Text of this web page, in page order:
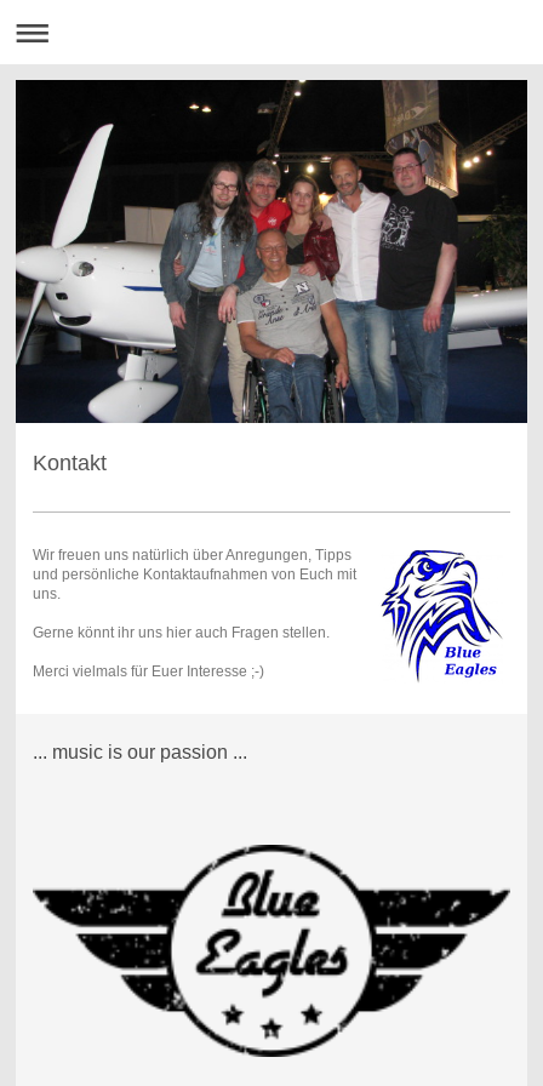
Kontakt
Wir freuen uns natürlich über Anregungen, Tipps
und persönliche Kontaktaufnahmen von Euch mit
uns.
Gerne könnt ihr uns hier auch Fragen stellen.
Merci vielmals für Euer Interesse ;-)
... music is our passion ...